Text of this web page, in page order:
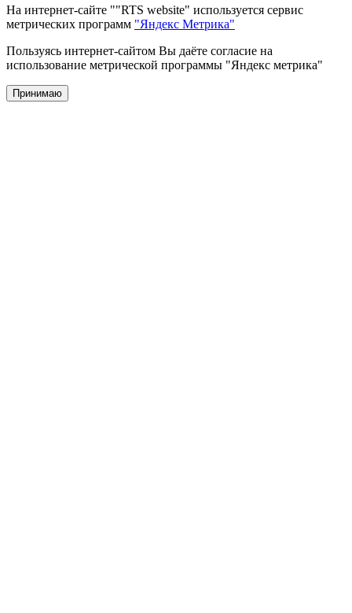
На интернет-сайте ""RTS website" используется сервис
метрических программ "Яндекс Метрика"
Пользуясь интернет-сайтом Вы даёте согласие на
использование метрической программы "Яндекс метрика"
Принимаю